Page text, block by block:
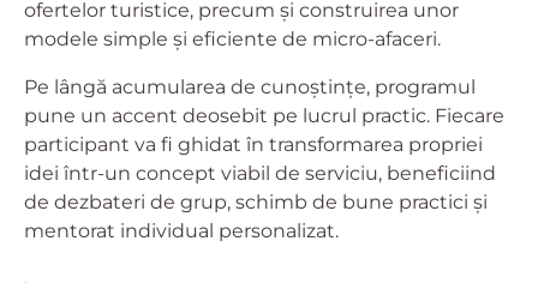
ofertelor turistice, precum și construirea unor
modele simple și eficiente de micro-afaceri.
Pe lângă acumularea de cunoștințe, programul
pune un accent deosebit pe lucrul practic. Fiecare
participant va fi ghidat în transformarea propriei
idei într-un concept viabil de serviciu, beneficiind
de dezbateri de grup, schimb de bune practici și
mentorat individual personalizat.